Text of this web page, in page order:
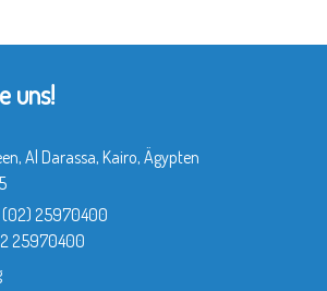
uns!
Al Darassa, Kairo, Ägypten
(02) 25970400
25970400